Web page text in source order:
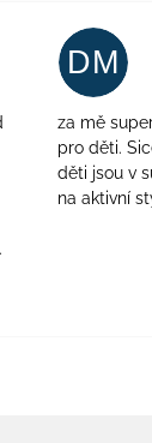
DM
za mě
pro děti.
děti jsou v
na aktivní